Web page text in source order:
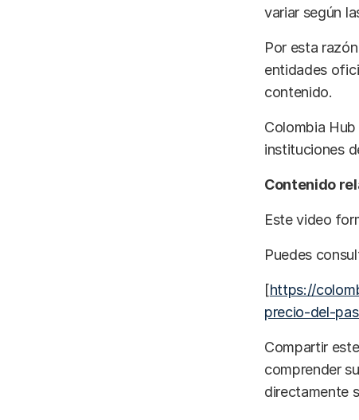
variar según
Por esta
entidades
contenido.
Colombia
instituciones
Contenido
Este video
Puedes
[https://
precio-del-
Compartir
comprender
directamente